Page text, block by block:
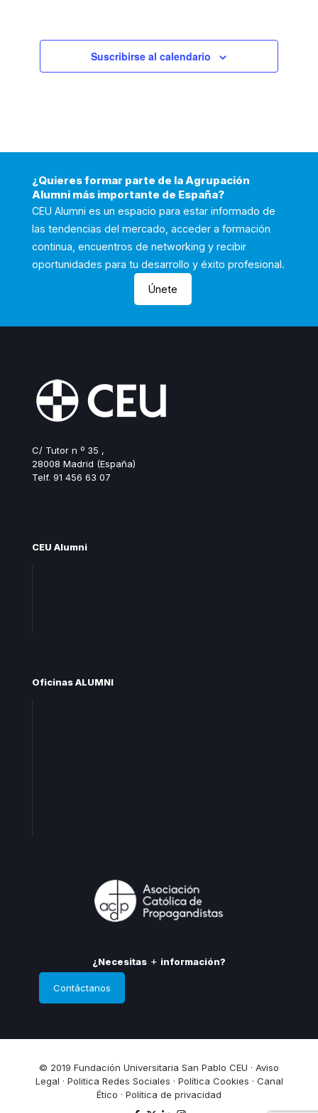
Suscribirse al calendario
¿Quieres formar parte de la Agrupación
Alumni más importante de España?
CEU Alumni es un espacio para estar informado de
las tendencias del mercado, acceder a formación
continua, encuentros de networking y recibir
oportunidades para tu desarrollo y éxito profesional.
Únete
C/ Tutor n º 35 ,
28008 Madrid (España)
Telf. 91 456 63 07
CEU Alumni
Oficinas ALUMNI
¿Necesitas información?
Contáctanos
© 2019 Fundación Universitaria San Pablo CEU · Aviso
Legal · Politica Redes Sociales · Política Cookies · Canal
Ético · Política de privacidad